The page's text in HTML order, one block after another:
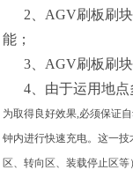
2、AGV刷板刷块
能；
3、AGV刷板刷块
4、由于运用地点
为取得良好效果,必须保证
钟内进行快速充电。这一
区、转向区、装载停止区